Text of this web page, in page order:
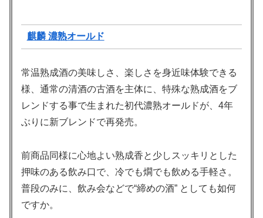
麒麟 濃熟オールド
常温熟成酒の美味しさ、楽しさを身近味体験できる
様、通常の清酒の古酒を主体に、特殊な熟成酒をブ
レンドする事で生まれた初代濃熟オールドが、4年
ぶりに新ブレンドで再発売。
前商品同様に心地よい熟成香と少しスッキリとした
押味のある飲み口で、冷でも燗でも飲める手軽さ。
普段のみに、飲み会などで“締めの酒” としても如何
ですか。